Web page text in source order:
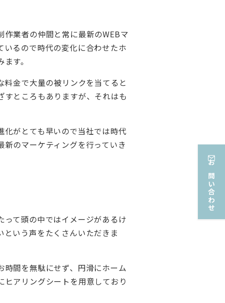
作業者の仲間と常に最新のWEBマ
いるので時代の変化に合わせたホ
す。
料金で大量の被リンクを当てると
すところもありますが、それはも
化がとても早いので当社では時代
新のマーケティングを行っていき
って頭の中ではイメージがあるけ
という声をたくさんいただきま
時間を無駄にせず、円滑にホーム
ヒアリングシートを用意しており
お問い合わせ